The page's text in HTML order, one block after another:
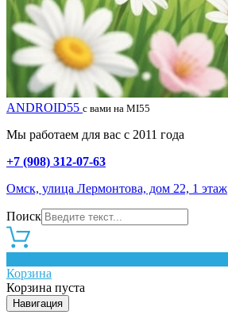
ANDROID55 с вами на MI55
Мы работаем для вас с 2011 года
+7 (908) 312-07-63
Омск, улица Лермонтова, дом 22, 1 этаж
Поиск
Корзина
Корзина пуста
Навигация